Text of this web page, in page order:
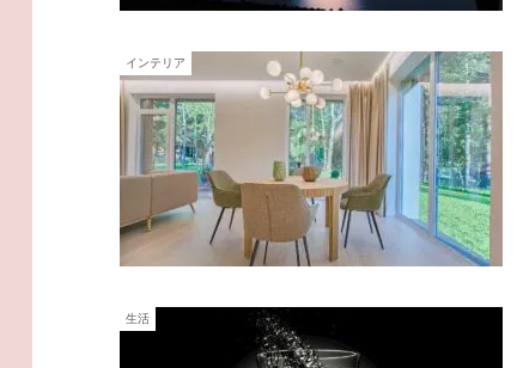
インテリア
生活